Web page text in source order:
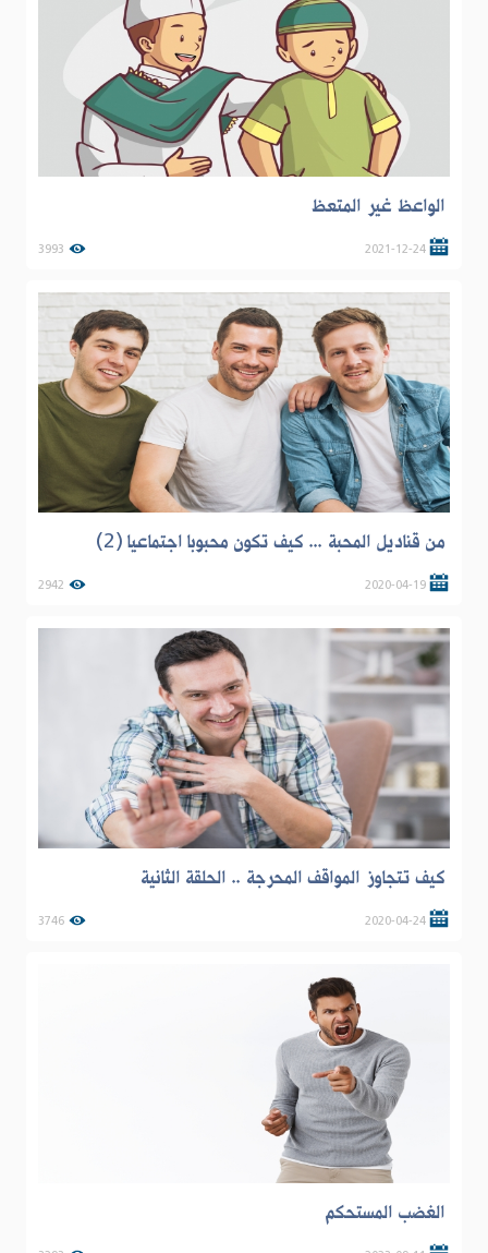
الواعظ غير المتعظ
2021-12-24
3993
من قناديل المحبة ... كيف تكون محبوبا اجتماعيا (2)
2020-04-19
2942
كيف تتجاوز المواقف المحرجة .. الحلقة الثانية
2020-04-24
3746
الغضب المستحكم